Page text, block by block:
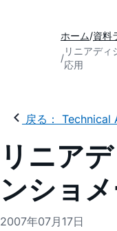
ホーム 資料
リニアディ
応用
戻る： Technical
リニア
ンショ
2007年07月17日